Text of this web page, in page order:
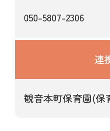
050-5807-2306
連
観音本町保育園(保